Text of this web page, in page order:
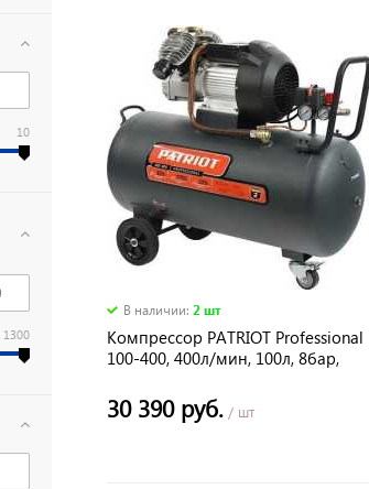
10
1300
В наличии: 2 шт
Компрессор PATRIOT Professional
100-400, 400л/мин, 100л, 8бар,
30 390 руб. / шт